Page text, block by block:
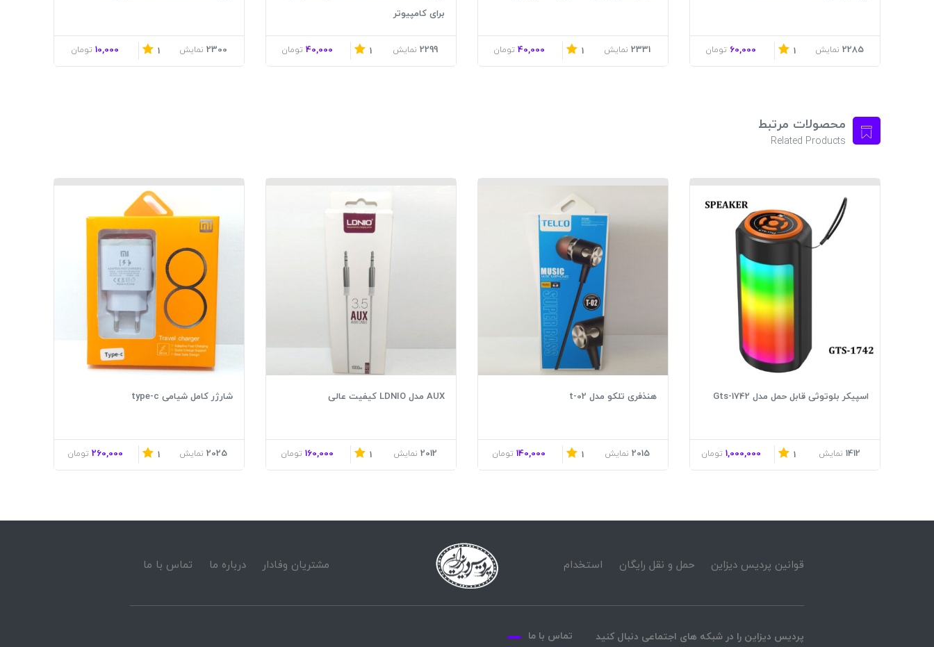
2285 نمایش 1
60,000 تومان 2331 نمایش 1
40,000 تومان
برای کامپیوتر
2299 نمایش 1
40,000 تومان 2300 نمایش 1
10,000 تومان
محصولات مرتبط
Related Products
اسپیکر بلوتوثی قابل حمل مدل Gts-1742
1412 نمایش 1
1,000,000 تومان
هنذفری تلکو مدل t-02
2015 نمایش 1
140,000 تومان
AUX مدل LDNIO کیفیت عالی
2012 نمایش 1
160,000 تومان
شارژر کامل شیامی type-c
2025 نمایش 1
260,000 تومان
قوانین پردیس دیزاین حمل و نقل رایگان استخدام مشتریان وفادار درباره ما تماس با ما
پردیس دیزاین را در شبکه های اجتماعی دنبال کنید تماس با ما